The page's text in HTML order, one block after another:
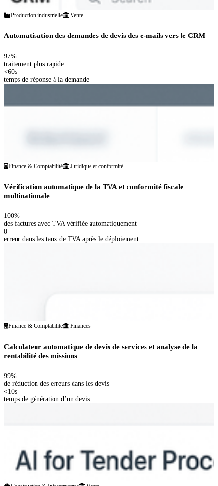
Production industrielle Vente
Automatisation des demandes de devis des e-mails vers le CRM
97%
traitement plus rapide
<60s
temps de réponse à la demande
Finance & Comptabilité Juridique et conformité
Vérification automatique de la TVA et conformité fiscale
multinationale
100%
des factures avec TVA vérifiée automatiquement
0
erreur dans les taux de TVA après le déploiement
Finance & Comptabilité Finances
Calculateur automatique de devis de services et analyse de la
rentabilité des missions
99%
de réduction des erreurs dans les devis
<10s
temps de génération d’un devis